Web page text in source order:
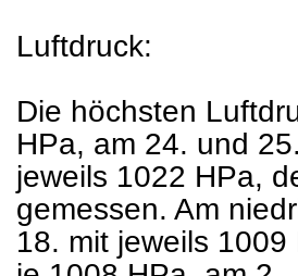
Luftdruck:
Die höchsten
HPa, am 24. und
jeweils 1022 HPa,
gemessen. Am
18. mit jeweils